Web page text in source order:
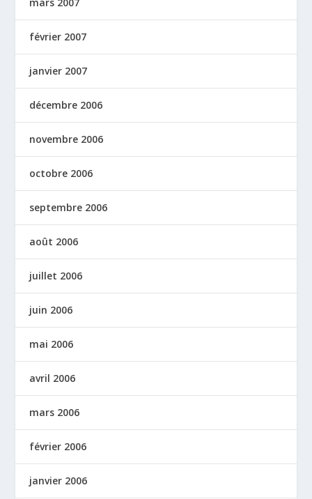
février 2007
janvier 2007
décembre 2006
novembre 2006
octobre 2006
septembre 2006
août 2006
juillet 2006
juin 2006
mai 2006
avril 2006
mars 2006
février 2006
janvier 2006